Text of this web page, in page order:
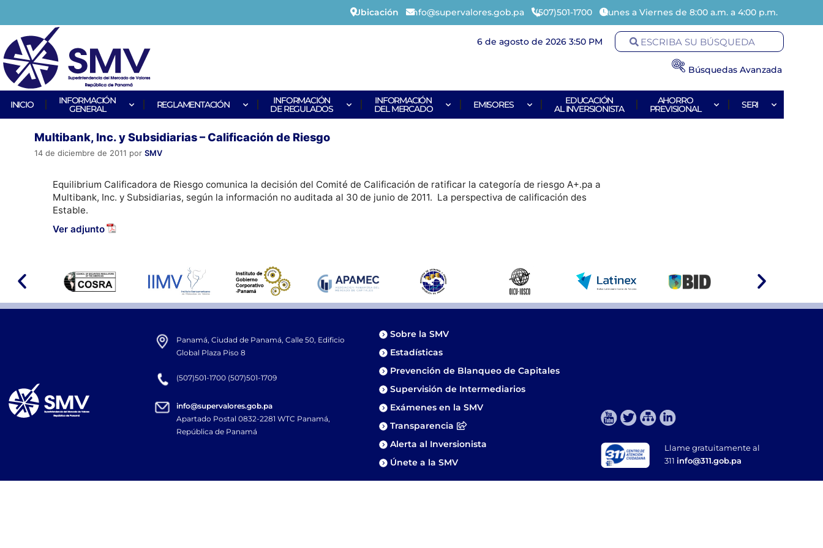
Ubicación info@supervalores.gob.pa (507)501-1700 Lunes a Viernes de 8:00 a.m. a 4:00 p.m.
6 de agosto de 2026 3:50 PM
Búsquedas Avanzada
INICIO
INFORMACIÓN
GENERAL
REGLAMENTACIÓN
INFORMACIÓN
DE REGULADOS
INFORMACIÓN
DEL MERCADO
EMISORES
EDUCACIÓN
AL INVERSIONISTA
AHORRO
PREVISIONAL
SERI
Multibank, Inc. y Subsidiarias – Calificación de Riesgo
14 de diciembre de 2011 por SMV
Equilibrium Calificadora de Riesgo comunica la decisión del Comité de Calificación de ratificar la categoría de riesgo A+.pa a
Multibank, Inc. y Subsidiarias, según la información no auditada al 30 de junio de 2011. La perspectiva de calificación des
Estable.
Ver adjunto
Panamá, Ciudad de Panamá, Calle 50, Edificio
Global Plaza Piso 8
(507)501-1700 (507)501-1709
info@supervalores.gob.pa
Apartado Postal 0832-2281 WTC Panamá,
República de Panamá​
Sobre la SMV
Estadísticas
Prevención de Blanqueo de Capitales
Supervisión de Intermediarios
Exámenes en la SMV
Transparencia
Alerta al Inversionista
Únete a la SMV
Llame gratuitamente al
311 info@311.gob.pa